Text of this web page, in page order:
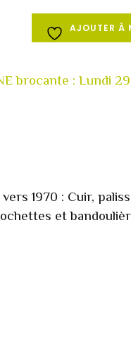
AJOUTER À
vers 1970 : Cuir,
et